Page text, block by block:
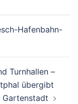
Hafenbahn-
Turnhallen –
übergibt
Gartenstadt